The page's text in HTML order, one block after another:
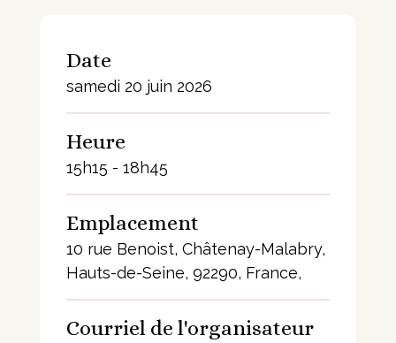
Date
samedi 20 juin 2026
Heure
15h15 - 18h45
Emplacement
10 rue Benoist, Châtenay-Malabry,
Hauts-de-Seine, 92290, France,
Courriel de l'organisateur